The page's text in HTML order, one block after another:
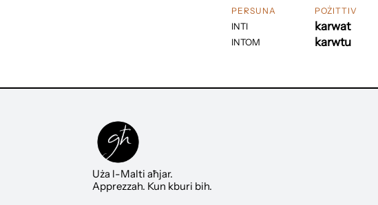
PERSUNA
INTI
INTOM
POŻITTIV
karwat
karwtu
Uża l-Malti aħjar.
Apprezzah. Kun kburi bih.